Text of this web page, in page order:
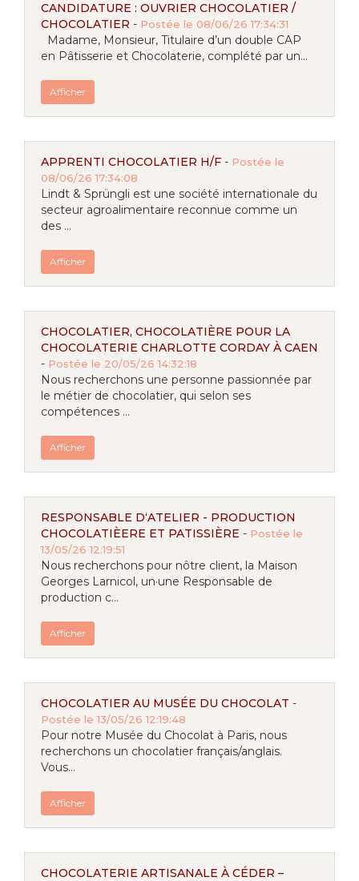
CANDIDATURE : OUVRIER CHOCOLATIER /
CHOCOLATIER - Postée le 08/06/26 17:34:31
Madame, Monsieur, Titulaire d’un double CAP
en Pâtisserie et Chocolaterie, complété par un...
Afficher
APPRENTI CHOCOLATIER H/F - Postée le
08/06/26 17:34:08
Lindt & Sprüngli est une société internationale du
secteur agroalimentaire reconnue comme un
des ...
Afficher
CHOCOLATIER, CHOCOLATIÈRE POUR LA
CHOCOLATERIE CHARLOTTE CORDAY À CAEN
- Postée le 20/05/26 14:32:18
Nous recherchons une personne passionnée par
le métier de chocolatier, qui selon ses
compétences ...
Afficher
RESPONSABLE D‘ATELIER - PRODUCTION
CHOCOLATIÈERE ET PATISSIÈRE - Postée le
13/05/26 12:19:51
Nous recherchons pour nôtre client, la Maison
Georges Larnicol, un·une Responsable de
production c...
Afficher
CHOCOLATIER AU MUSÉE DU CHOCOLAT -
Postée le 13/05/26 12:19:48
Pour notre Musée du Chocolat à Paris, nous
recherchons un chocolatier français/anglais.
Vous...
Afficher
CHOCOLATERIE ARTISANALE À CÉDER –